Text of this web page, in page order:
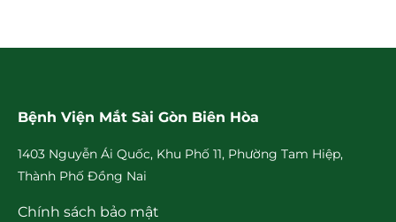
Bệnh Viện Mắt Sài Gòn Biên Hòa
1403 Nguyễn Ái Quốc, Khu Phố 11, Phường Tam Hiệp,
Thành Phố Đồng Nai
Chính sách bảo mật